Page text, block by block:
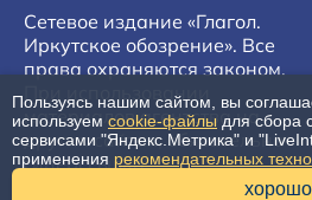
Сетевое издание «Глагол.
Иркутское обозрение». Все
права охраняются законом.
При использовании
материалов агентства на
других сайтах, обязательна
гиперссылка.
Пользуясь нашим сайтом, вы
используем cookie-файлы для сбора
сервисами "Яндекс.Метрика" и
применения рекомендательных
хорошо